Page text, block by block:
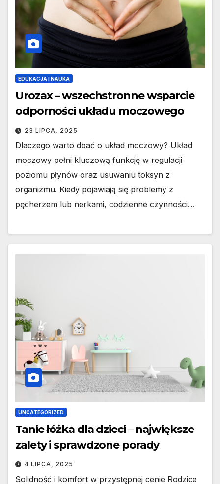
EDUKACJA I NAUKA
Urozax – wszechstronne wsparcie
odporności układu moczowego
23 LIPCA, 2025
Dlaczego warto dbać o układ moczowy? Układ
moczowy pełni kluczową funkcję w regulacji
poziomu płynów oraz usuwaniu toksyn z
organizmu. Kiedy pojawiają się problemy z
pęcherzem lub nerkami, codzienne czynności…
UNCATEGORIZED
Tanie łóżka dla dzieci – największe
zalety i sprawdzone porady
4 LIPCA, 2025
Solidność i komfort w przystępnej cenie Rodzice